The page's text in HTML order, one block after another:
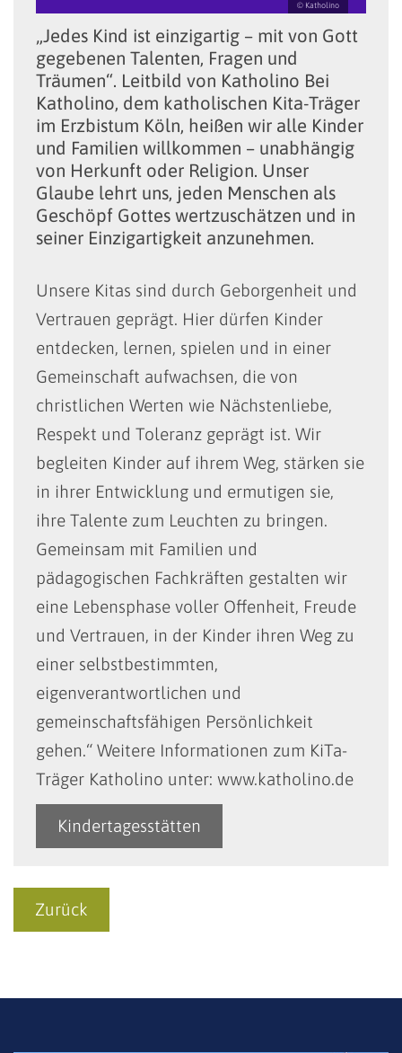
© Katholino
„Jedes Kind ist einzigartig – mit von Gott
gegebenen Talenten, Fragen und
Träumen“. Leitbild von Katholino Bei
Katholino, dem katholischen Kita-Träger
im Erzbistum Köln, heißen wir alle Kinder
und Familien willkommen – unabhängig
von Herkunft oder Religion. Unser
Glaube lehrt uns, jeden Menschen als
Geschöpf Gottes wertzuschätzen und in
seiner Einzigartigkeit anzunehmen.
Unsere Kitas sind durch Geborgenheit und
Vertrauen geprägt. Hier dürfen Kinder
entdecken, lernen, spielen und in einer
Gemeinschaft aufwachsen, die von
christlichen Werten wie Nächstenliebe,
Respekt und Toleranz geprägt ist. Wir
begleiten Kinder auf ihrem Weg, stärken sie
in ihrer Entwicklung und ermutigen sie,
ihre Talente zum Leuchten zu bringen.
Gemeinsam mit Familien und
pädagogischen Fachkräften gestalten wir
eine Lebensphase voller Offenheit, Freude
und Vertrauen, in der Kinder ihren Weg zu
einer selbstbestimmten,
eigenverantwortlichen und
gemeinschaftsfähigen Persönlichkeit
gehen.“ Weitere Informationen zum KiTa-
Träger Katholino unter: www.katholino.de
Kindertagesstätten
Zurück